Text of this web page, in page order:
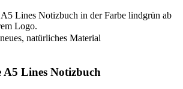
natürliches Material
A5 Lines Notizbuch